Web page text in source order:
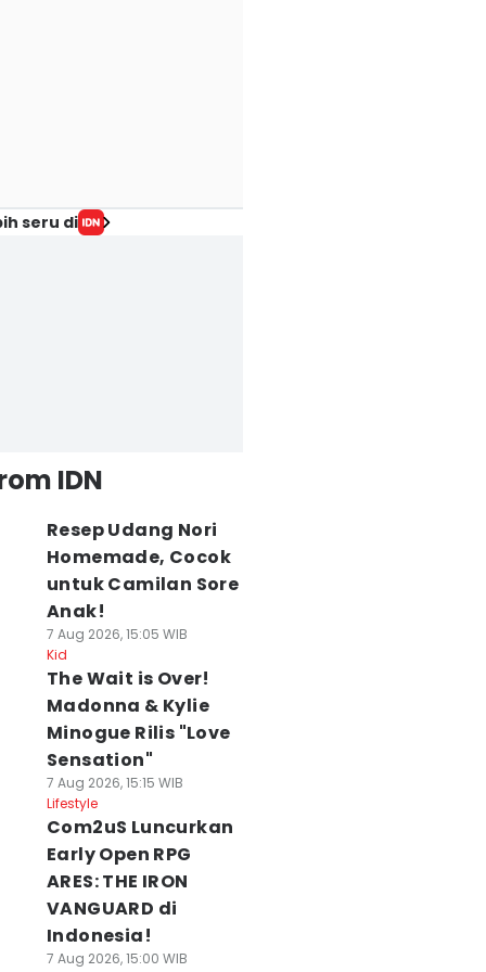
seru di
IDN
Resep Udang Nori
Homemade, Cocok
untuk Camilan Sore
Anak!
7 Aug 2026, 15:05 WIB
Kid
The Wait is Over!
Madonna & Kylie
Minogue Rilis "Love
Sensation"
7 Aug 2026, 15:15 WIB
Lifestyle
Com2uS Luncurkan
Early Open RPG
ARES: THE IRON
VANGUARD di
Indonesia!
7 Aug 2026, 15:00 WIB